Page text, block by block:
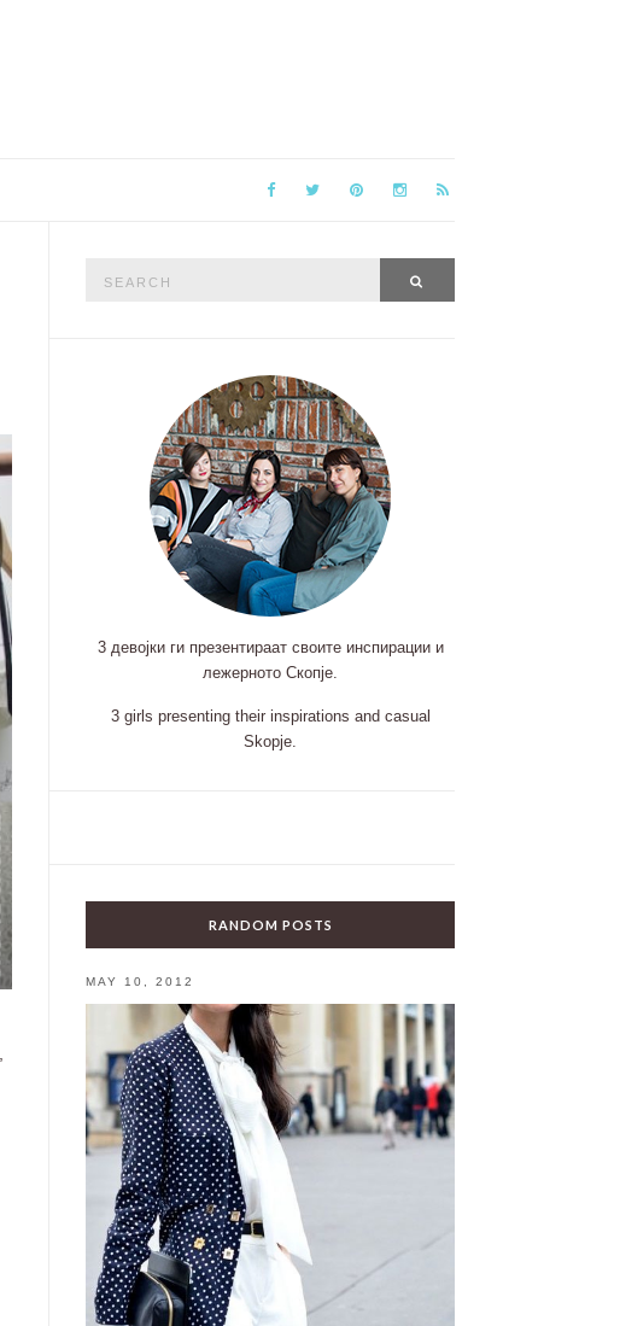
3 девојки ги презентираат своите инспирации и
лежерното Скопје.
3 girls presenting their inspirations and casual
Skopje.
RANDOM POSTS
MAY 10, 2012